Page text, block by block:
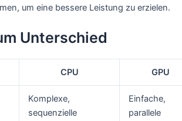
um eine bessere Leistung zu erzielen.
Unterschied
CPU GPU
Komplexe,
sequenzielle
Einfache,
parallele